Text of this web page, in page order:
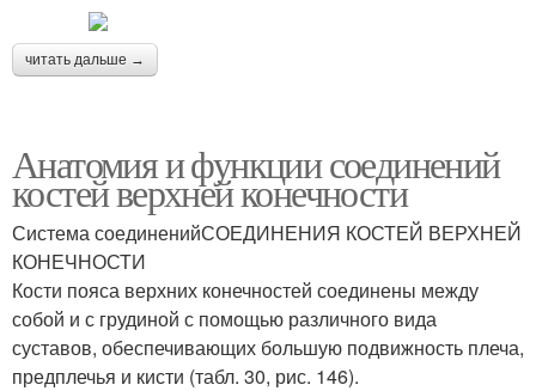
читать дальше →
Анатомия и функции соединений
костей верхней конечности
Система соединенийСОЕДИНЕНИЯ КОСТЕЙ ВЕРХНЕЙ
КОНЕЧНОСТИ
Кости пояса верхних конечностей соединены между
собой и с грудиной с помощью различного вида
суставов, обеспечивающих большую подвижность плеча,
предплечья и кисти (табл. 30, рис. 146).